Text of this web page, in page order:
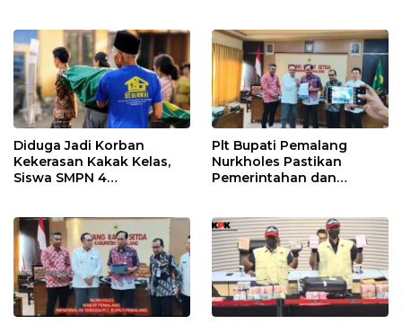
Diduga Jadi Korban
Kekerasan Kakak Kelas,
Siswa SMPN 4
Plt Bupati Pemalang
Nurkholes Pastikan
Pemerintahan dan